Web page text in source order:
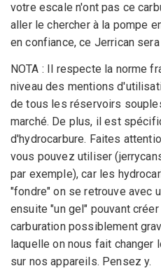
votre escale n'ont pas ce
aller le chercher à la pompe
en confiance, ce Jerrican
NOTA : Il respecte la norme
niveau des mentions
de tous les réservoirs
marché. De plus, il est
d'hydrocarbure. Faites
vous pouvez utiliser
par exemple), car les
"fondre" on se retrouve avec
ensuite "un gel" pouvant
carburation possiblement
laquelle on nous fait
sur nos appareils. Pensez y.